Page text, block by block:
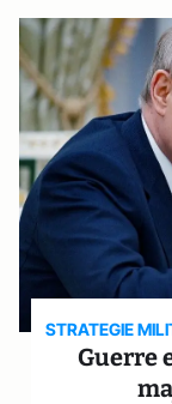
STRATEGIE
Guerre